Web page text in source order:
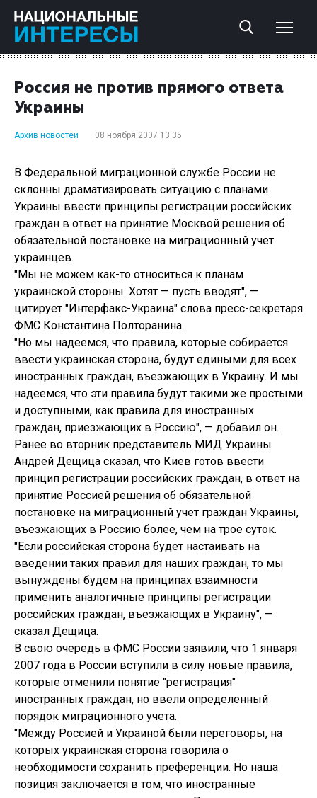
Россия не против прямого ответа
Украины
Архив новостей 08 ноября 2007 13:35
В Федеральной миграционной службе России не
склонны драматизировать ситуацию с планами
Украины ввести принципы регистрации российских
граждан в ответ на принятие Москвой решения об
обязательной постановке на миграционный учет
украинцев.
"Мы не можем как-то относиться к планам
украинской стороны. Хотят — пусть вводят", —
цитирует "Интерфакс-Украина" слова пресс-секретаря
ФМС Константина Полторанина.
"Но мы надеемся, что правила, которые собирается
ввести украинская сторона, будут едиными для всех
иностранных граждан, въезжающих в Украину. И мы
надеемся, что эти правила будут такими же простыми
и доступными, как правила для иностранных
граждан, приезжающих в Россию", — добавил он.
Ранее во вторник представитель МИД Украины
Андрей Дещица сказал, что Киев готов ввести
принцип регистрации российских граждан, в ответ на
принятие Россией решения об обязательной
постановке на миграционный учет граждан Украины,
въезжающих в Россию более, чем на трое суток.
"Если российская сторона будет настаивать на
введении таких правил для наших граждан, то мы
вынуждены будем на принципах взаимности
применить аналогичные принципы регистрации
российских граждан, въезжающих в Украину", —
сказал Дещица.
В свою очередь в ФМС России заявили, что 1 января
2007 года в России вступили в силу новые правила,
которые отменили понятие "регистрация"
иностранных граждан, но ввели определенный
порядок миграционного учета.
"Между Россией и Украиной были переговоры, на
которых украинская сторона говорила о
необходимости сохранить преференции. Но наша
позиция заключается в том, что иностранные